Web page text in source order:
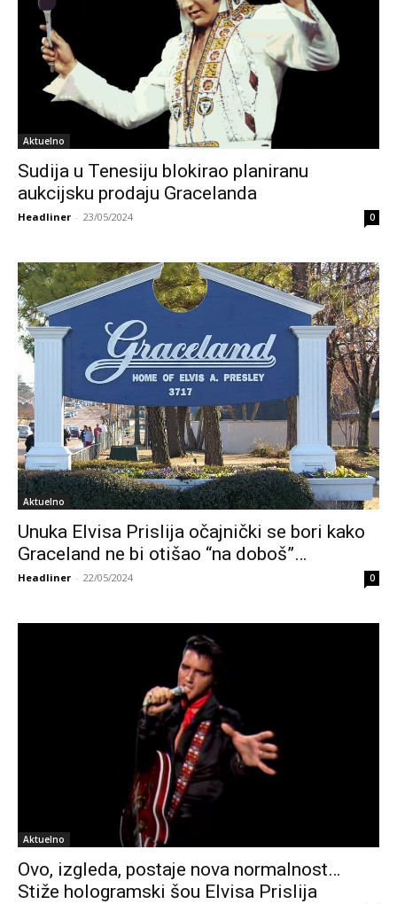
Aktuelno
Sudija u Tenesiju blokirao planiranu
aukcijsku prodaju Gracelanda
Headliner - 23/05/2024 0
Aktuelno
Unuka Elvisa Prislija očajnički se bori kako
Graceland ne bi otišao “na doboš”…
Headliner - 22/05/2024 0
Aktuelno
Ovo, izgleda, postaje nova normalnost…
Stiže hologramski šou Elvisa Prislija